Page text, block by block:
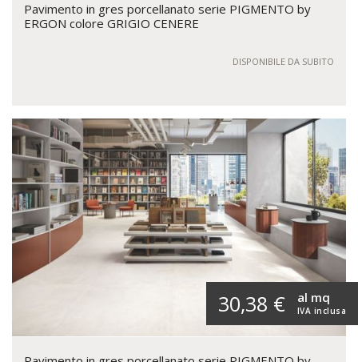
Pavimento in gres porcellanato serie PIGMENTO by
ERGON colore GRIGIO CENERE
DISPONIBILE DA SUBITO
30,38 € IVA inclusa
al mq